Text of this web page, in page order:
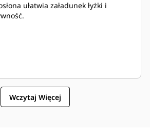
ułatwia załadunek łyżki i
Wczytaj Więcej